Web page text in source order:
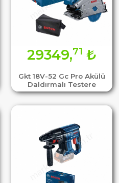
Gkt 18V-52 Gc Pro Akülü
Daldırmalı Testere
29349,71 ₺